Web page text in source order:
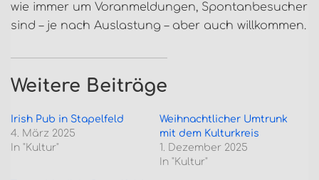
wie immer um Voranmeldungen, Spontanbesucher
sind – je nach Auslastung – aber auch willkommen.
Weitere Beiträge
Irish Pub in Stapelfeld
4. März 2025
In "Kultur"
Weihnachtlicher Umtrunk
mit dem Kulturkreis
1. Dezember 2025
In "Kultur"